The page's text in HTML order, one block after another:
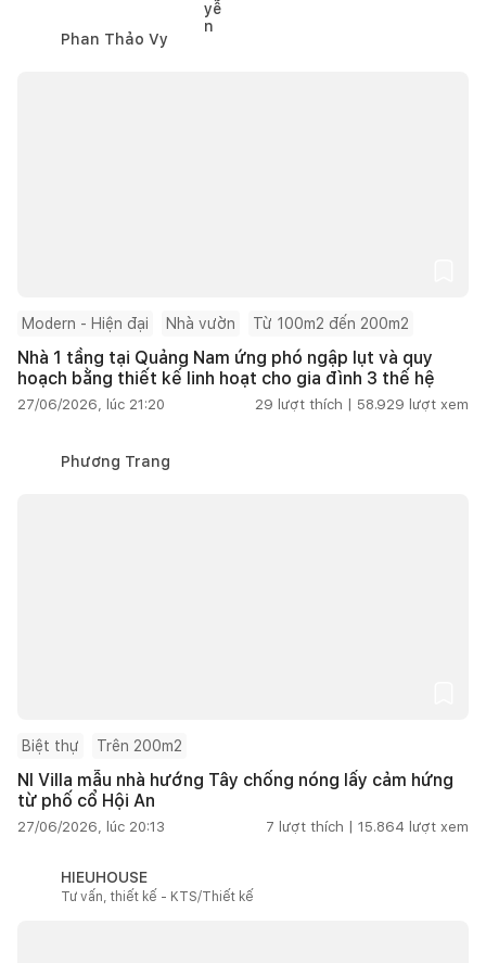
Phan Thảo Vy
Modern - Hiện đại Nhà vườn Từ 100m2 đến 200m2
Nhà 1 tầng tại Quảng Nam ứng phó ngập lụt và quy
hoạch bằng thiết kế linh hoạt cho gia đình 3 thế hệ
27/06/2026, lúc 21:20 29 lượt thích | 58.929 lượt xem
Phương Trang
Biệt thự Trên 200m2
NI Villa mẫu nhà hướng Tây chống nóng lấy cảm hứng
từ phố cổ Hội An
27/06/2026, lúc 20:13 7 lượt thích | 15.864 lượt xem
HIEUHOUSE
Tư vấn, thiết kế - KTS/Thiết kế